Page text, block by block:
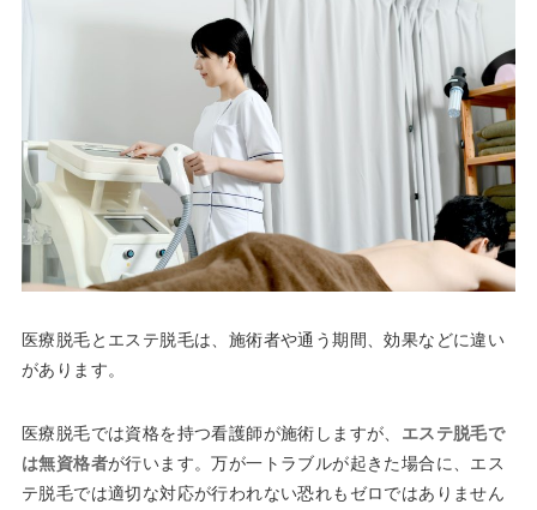
医療脱毛とエステ脱毛は、施術者や通う期間、効果などに違い
があります。
医療脱毛では資格を持つ看護師が施術しますが、 エステ脱毛で
は無資格者が行います。万が一トラブルが起きた場合に、エス
テ脱毛では適切な対応が行われない恐れもゼロではありません